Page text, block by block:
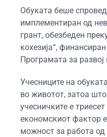
Обуката беше
имплементиран од
грант, обезбеден
кохезија“,
Програмата за
Учесниците на
во животот, затоа
учесничките е
економскиот фактор
можност за работа